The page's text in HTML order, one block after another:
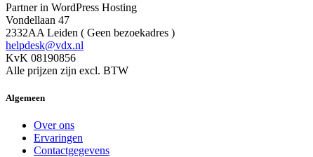
Partner in WordPress Hosting
Vondellaan 47
2332AA Leiden ( Geen bezoekadres )
helpdesk@vdx.nl
KvK 08190856
Alle prijzen zijn excl. BTW
Algemeen
Over ons
Ervaringen
Contactgegevens